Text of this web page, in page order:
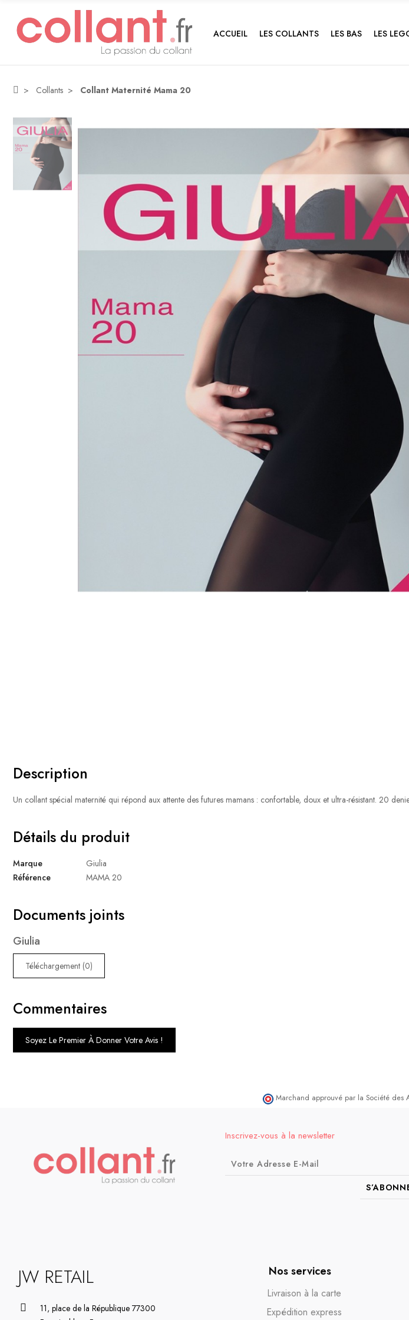
ACCUEIL LES COLLANTS LES BAS LES
Collants Collant Maternité Mama 20
Description
Un collant spécial maternité qui répond aux attente des futures mamans : confortable, doux et ultra-résistant. 20
Détails du produit
Marque
Giulia
Référence
MAMA 20
Documents joints
Giulia
Téléchargement (0)
Commentaires
Soyez Le Premier À Donner Votre Avis !
Marchand approuvé par la Société des
Inscrivez-vous à la newsletter
JW RETAIL
11, place de la République 77300
Nos services
Livraison à la carte
Expédition express